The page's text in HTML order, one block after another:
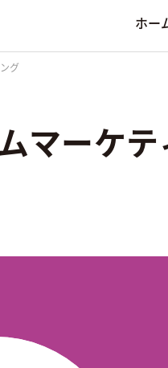
ホー
食品・菓子
音楽・映画
住宅
その他のソーシャルメデ
を見る
コーポレートブランド
グ
マーケ